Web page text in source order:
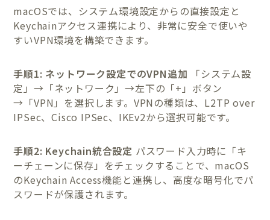
macOSでは、システム環境設定からの直接設定と
Keychainアクセス連携により、非常に安全で使いや
すいVPN環境を構築できます。
手順1: ネットワーク設定でのVPN追加 「システム設
定」→「ネットワーク」→左下の「+」ボタン
→「VPN」を選択します。VPNの種類は、L2TP over
IPSec、Cisco IPSec、IKEv2から選択可能です。
手順2: Keychain統合設定 パスワード入力時に「キ
ーチェーンに保存」をチェックすることで、macOS
のKeychain Access機能と連携し、高度な暗号化でパ
スワードが保護されます。